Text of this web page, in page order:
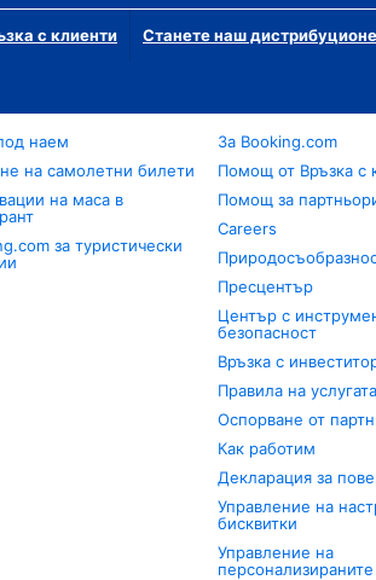
с клиенти Станете наш
наем
на самолетни билети
на маса в
за туристически
За Booking.com
Помощ от Връзка с
Помощ за
Careers
Пресцентър
Център с
безопасност
Връзка с
Правила на услугата
Оспорване от
Как работим
Декларация за
Управление на
бисквитки
Управление на